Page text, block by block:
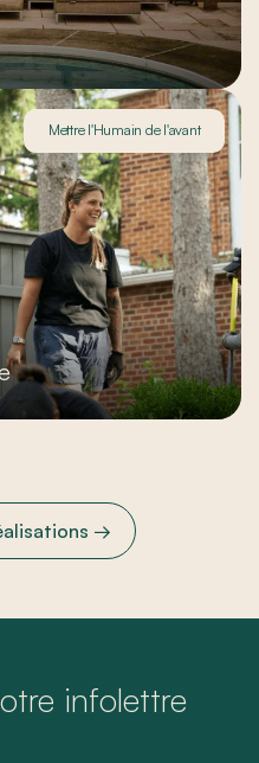
Mettre l'Humain de l'avant
→
infolettre